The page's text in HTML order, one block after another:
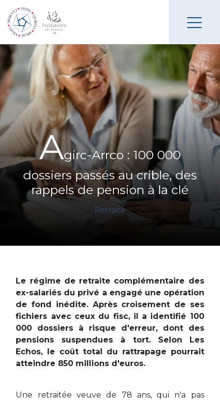
Agirc-Arrco : 100 000
dossiers passés au crible, des
rappels de pension à la clé
Retraite
Le régime de retraite complémentaire des
ex-salariés du privé a engagé une opération
de fond inédite. Après croisement de ses
fichiers avec ceux du fisc, il a identifié 100
000 dossiers à risque d'erreur, dont des
pensions suspendues à tort. Selon Les
Echos, le coût total du rattrapage pourrait
atteindre 850 millions d'euros.
Une retraitée veuve de 78 ans, qui n'a pas